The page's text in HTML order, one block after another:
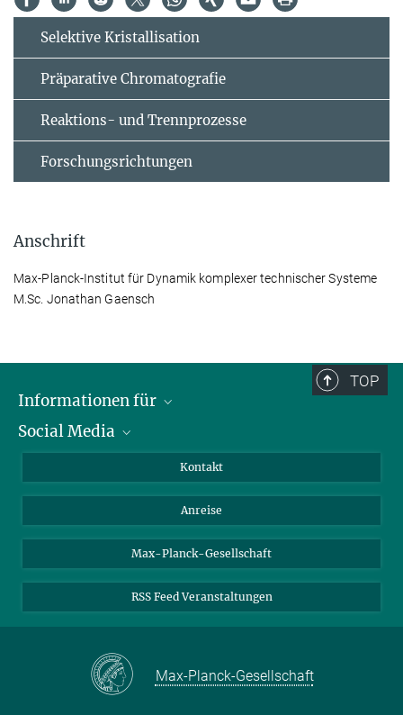
Selektive Kristallisation
Präparative Chromatografie
Reaktions- und Trennprozesse
Forschungsrichtungen
Anschrift
Max-Planck-Institut für Dynamik komplexer technischer Systeme
M.Sc. Jonathan Gaensch
TOP
Informationen für
Wissenschaftlerinnen und Wissenschaftler
Bewerberinnen und Bewerber
Medienvertreter
Schülerinnen und Schüler
Social Media
YouTube
Mastodon
Kontakt
Anreise
Max-Planck-Gesellschaft
RSS Feed Veranstaltungen
Max-Planck-Gesellschaft